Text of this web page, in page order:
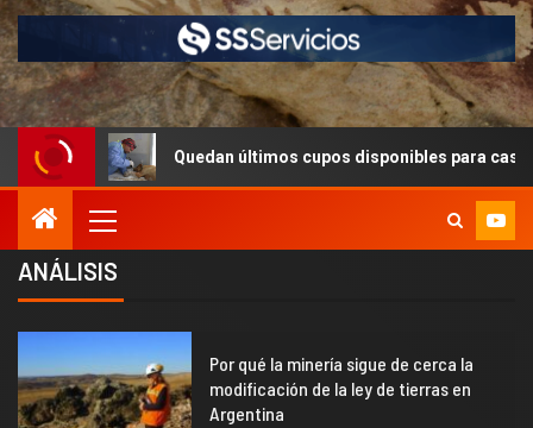
últimos cupos disponibles para castraciones de felinos y caninos
ANÁLISIS
Por qué la minería sigue de cerca la
modificación de la ley de tierras en
Argentina
3